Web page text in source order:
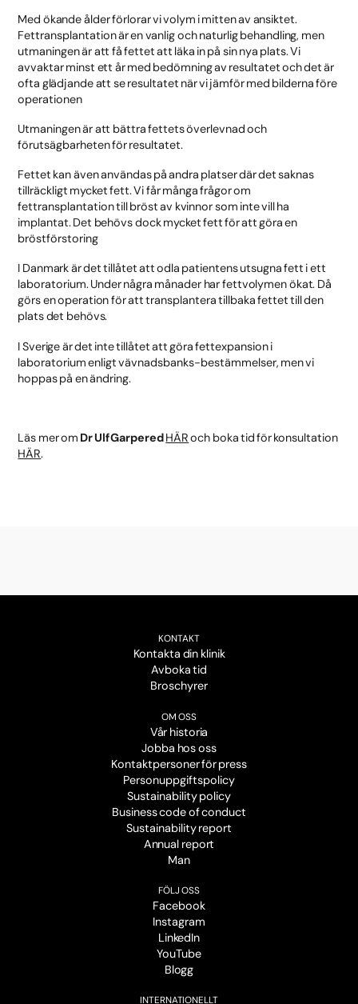
Med ökande ålder förlorar vi volym i mitten av ansiktet.
Fettransplantation är en vanlig och naturlig behandling, men
utmaningen är att få fettet att läka in på sin nya plats. Vi
avvaktar minst ett år med bedömning av resultatet och det är
ofta glädjande att se resultatet när vi jämför med bilderna före
operationen
Utmaningen är att bättra fettets överlevnad och
förutsägbarheten för resultatet.
Fettet kan även användas på andra platser där det saknas
tillräckligt mycket fett. Vi får många frågor om
fettransplantation till bröst av kvinnor som inte vill ha
implantat. Det behövs dock mycket fett för att göra en
bröstförstoring
I Danmark är det tillåtet att odla patientens utsugna fett i ett
laboratorium. Under några månader har fettvolymen ökat. Då
görs en operation för att transplantera tillbaka fettet till den
plats det behövs.
I Sverige är det inte tillåtet att göra fettexpansion i
laboratorium enligt vävnadsbanks-bestämmelser, men vi
hoppas på en ändring.
Läs mer om DrUlf GarperedHÄRoch boka tid för konsultation
HÄR.
KONTAKT
Kontakta din klinik
Avboka tid
Broschyrer
OM OSS
Vår historia
Jobba hos oss
Kontaktpersoner för press
Personuppgiftspolicy
Sustainability policy
Business code of conduct
Sustainability report
Annual report
Man
FÖLJ OSS
Facebook
Instagram
LinkedIn
YouTube
Blogg
INTERNATIONELLT